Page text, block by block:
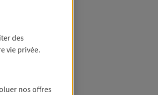
des
vie privée.
nos offres